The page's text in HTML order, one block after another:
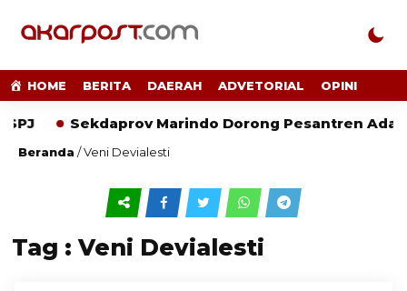
HOME BERITA DAERAH ADVETORIAL OPINI
Sekdaprov Marindo Dorong Pesantren
Beranda /Veni Devialesti
Tag : Veni Devialesti